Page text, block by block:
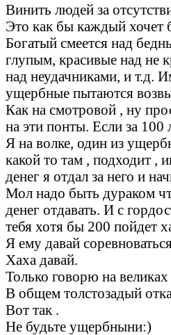
Винить людей за
Это как бы каждый хочет
Богатый смеется над
глупым, красивые над не
над неудачниками, и т.д.
ущербные пытаются
Как на смотровой , ну
на эти понты. Если за 100
Я на волке, один из
какой то там , подходит ,
денег я отдал за него и
Мол надо быть дураком
денег отдавать. И с
тебя хотя бы 200 пойдет
Я ему давай
Хаха давай.
Только говорю на великах
В общем толстозадый
Вот так .
Не будьте ущербныни:)